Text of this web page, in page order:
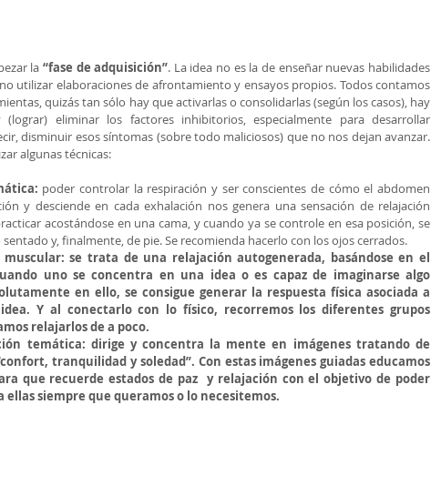
la “fase de adquisición”. La idea no es la de enseñar nuevas habilidades
utilizar elaboraciones de afrontamiento y ensayos propios. Todos contamos
quizás tan sólo hay que activarlas o consolidarlas (según los casos), hay
eliminar los factores inhibitorios, especialmente para desarrollar
disminuir esos síntomas (sobre todo maliciosos) que no nos dejan avanzar.
algunas técnicas:
poder controlar la respiración y ser conscientes de cómo el abdomen
y desciende en cada exhalación nos genera una sensación de relajación
acostándose en una cama, y cuando ya se controle en esa posición, se
y, finalmente, de pie. Se recomienda hacerlo con los ojos cerrados.
se trata de una relajación autogenerada, basándose en el
uno se concentra en una idea o es capaz de imaginarse algo
en ello, se consigue generar la respuesta física asociada a
Y al conectarlo con lo físico, recorremos los diferentes grupos
relajarlos de a poco.
temática: dirige y concentra la mente en imágenes tratando de
tranquilidad y soledad”. Con estas imágenes guiadas educamos
que recuerde estados de paz  y relajación con el objetivo de poder
siempre que queramos o lo necesitemos.